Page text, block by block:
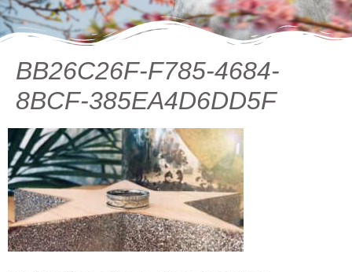
BB26C26F-F785-4684-
8BCF-385EA4D6DD5F